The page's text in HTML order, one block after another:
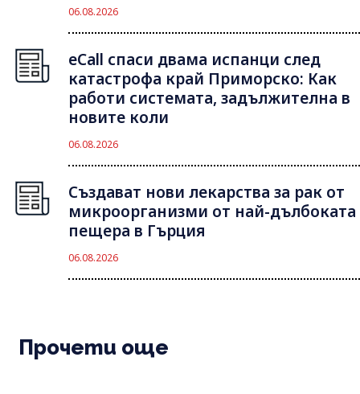
06.08.2026
eCall спаси двама испанци след
катастрофа край Приморско: Как
работи системата, задължителна в
новите коли
06.08.2026
Създават нови лекарства за рак от
микроорганизми от най-дълбоката
пещера в Гърция
06.08.2026
Прочети още